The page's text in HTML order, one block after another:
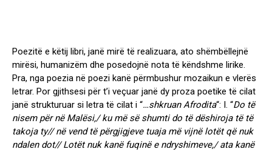
Poezitë e këtij libri, janë mirë të realizuara, ato shëmbëllejnë
mirësi, humanizëm dhe posedojnë nota të këndshme lirike.
Pra, nga poezia në poezi kanë përmbushur mozaikun e vlerës
letrar. Por gjithsesi për t’i veçuar janë dy proza poetike të cilat
janë strukturuar si letra të cilat i “…shkruan Afrodita“: I. “Do të
nisem për në Malësi,/ ku më së shumti do të dëshiroja të të
takoja ty// në vend të përgjigjeve tuaja më vijnë lotët që nuk
ndalen dot// Lotët nuk kanë fuqinë e ndryshimeve,/ ata kanë